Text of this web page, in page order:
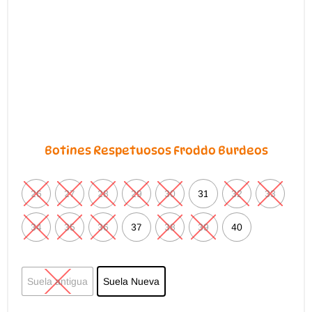
Botines Respetuosos Froddo Burdeos
26 27 28 29 30 31 32 33
34 35 36 37 38 39 40
Suela antigua Suela Nueva